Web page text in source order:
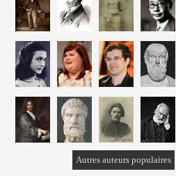
Autres auteurs populaires